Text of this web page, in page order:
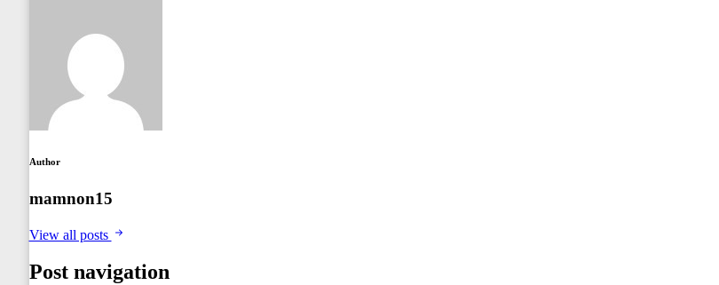
Author
mamnon15
View all posts
Post navigation